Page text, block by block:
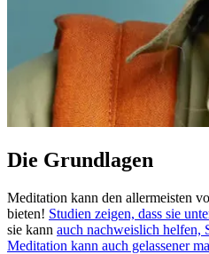
Die Grundlagen
Meditation kann den allermeisten
bieten! Stu­dien zeigen, dass sie
sie kann auch nachweislich helfen,
Meditation kann auch gelas­se­ner